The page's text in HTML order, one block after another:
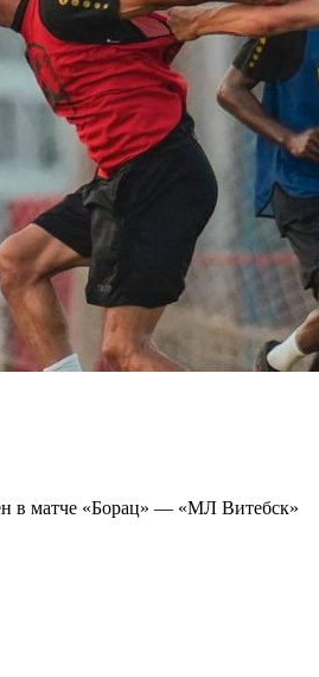
в матче «Борац» — «МЛ Витебск»